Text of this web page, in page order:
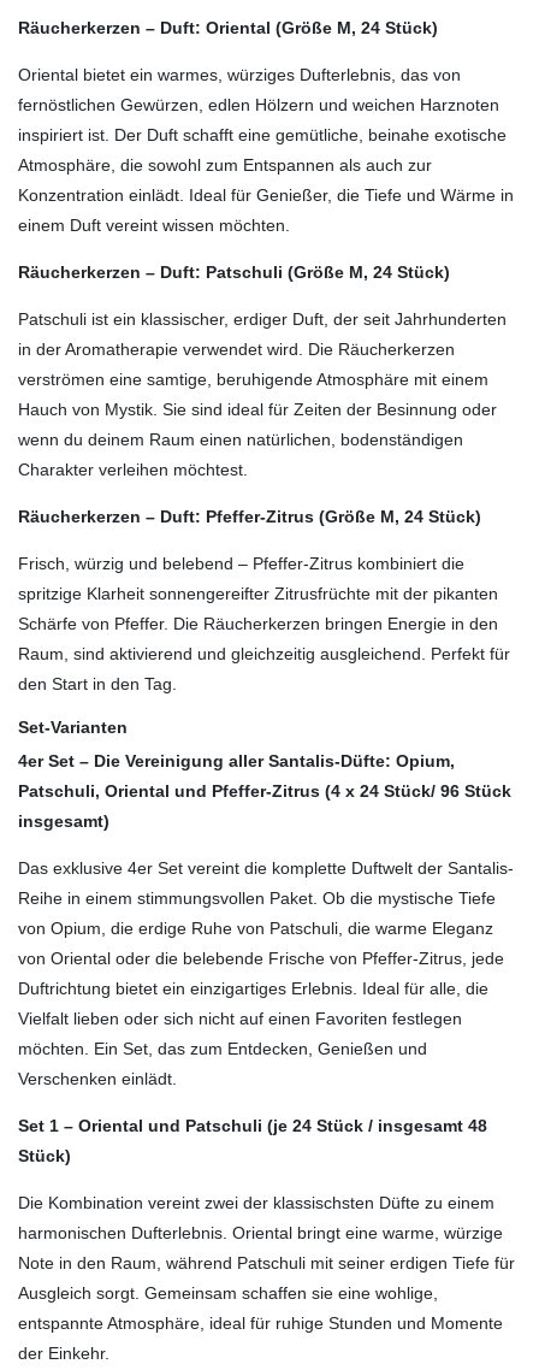
Räucherkerzen – Duft: Oriental (Größe M, 24 Stück)
Oriental bietet ein warmes, würziges Dufterlebnis, das von
fernöstlichen Gewürzen, edlen Hölzern und weichen Harznoten
inspiriert ist. Der Duft schafft eine gemütliche, beinahe exotische
Atmosphäre, die sowohl zum Entspannen als auch zur
Konzentration einlädt. Ideal für Genießer, die Tiefe und Wärme in
einem Duft vereint wissen möchten.
Räucherkerzen – Duft: Patschuli (Größe M, 24 Stück)
Patschuli ist ein klassischer, erdiger Duft, der seit Jahrhunderten
in der Aromatherapie verwendet wird. Die Räucherkerzen
verströmen eine samtige, beruhigende Atmosphäre mit einem
Hauch von Mystik. Sie sind ideal für Zeiten der Besinnung oder
wenn du deinem Raum einen natürlichen, bodenständigen
Charakter verleihen möchtest.
Räucherkerzen – Duft: Pfeffer-Zitrus (Größe M, 24 Stück)
Frisch, würzig und belebend – Pfeffer-Zitrus kombiniert die
spritzige Klarheit sonnengereifter Zitrusfrüchte mit der pikanten
Schärfe von Pfeffer. Die Räucherkerzen bringen Energie in den
Raum, sind aktivierend und gleichzeitig ausgleichend. Perfekt für
den Start in den Tag.
Set-Varianten
4er Set – Die Vereinigung aller Santalis-Düfte: Opium,
Patschuli, Oriental und Pfeffer-Zitrus (4 x 24 Stück/ 96 Stück
insgesamt)
Das exklusive 4er Set vereint die komplette Duftwelt der Santalis-
Reihe in einem stimmungsvollen Paket. Ob die mystische Tiefe
von Opium, die erdige Ruhe von Patschuli, die warme Eleganz
von Oriental oder die belebende Frische von Pfeffer-Zitrus, jede
Duftrichtung bietet ein einzigartiges Erlebnis. Ideal für alle, die
Vielfalt lieben oder sich nicht auf einen Favoriten festlegen
möchten. Ein Set, das zum Entdecken, Genießen und
Verschenken einlädt.
Set 1 – Oriental und Patschuli (je 24 Stück / insgesamt 48
Stück)
Die Kombination vereint zwei der klassischsten Düfte zu einem
harmonischen Dufterlebnis. Oriental bringt eine warme, würzige
Note in den Raum, während Patschuli mit seiner erdigen Tiefe für
Ausgleich sorgt. Gemeinsam schaffen sie eine wohlige,
entspannte Atmosphäre, ideal für ruhige Stunden und Momente
der Einkehr.